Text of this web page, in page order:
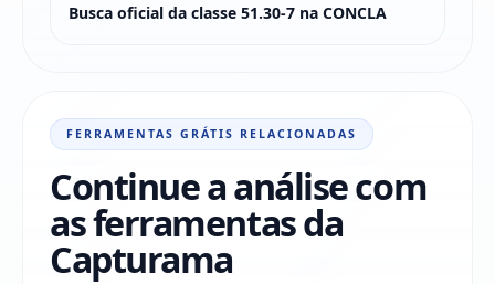
Busca oficial da classe 51.30-7 na CONCLA
FERRAMENTAS GRÁTIS RELACIONADAS
Continue a análise com
as ferramentas da
Capturama